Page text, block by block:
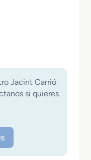
Jacint Carrió
si quieres